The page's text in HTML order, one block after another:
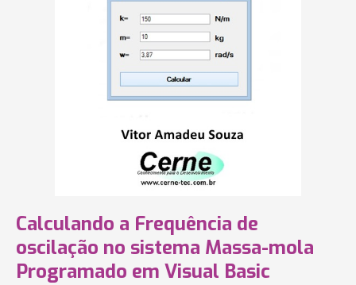
Calculando a Frequência de
oscilação no sistema Massa-mola
Programado em Visual Basic